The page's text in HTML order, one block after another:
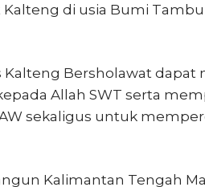
Kalteng di usia Bumi
Bersholawat dapat
Allah SWT serta
sekaligus untuk
Kalimantan Tengah